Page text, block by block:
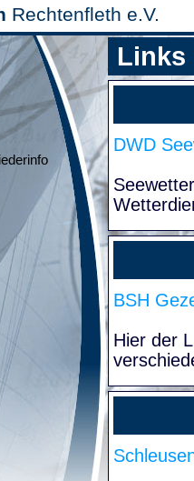
Rechtenfleth e.V.
Links
DWD
BSH
Hier der